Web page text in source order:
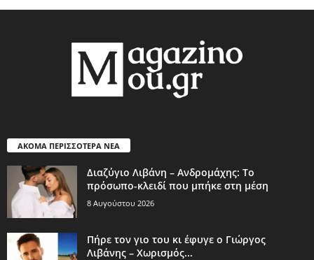
ΑΚΟΜΑ ΠΕΡΙΣΣΟΤΕΡΑ ΝΕΑ
Διαζύγιο Λιβάνη – Ανδρομάχης: Το
πρόσωπο-κλειδί που μπήκε στη μέση
8 Αυγούστου 2026
Πήρε τον γιο του κι έφυγε ο Γιώργος
Λιβάνης – Χωρισμός...